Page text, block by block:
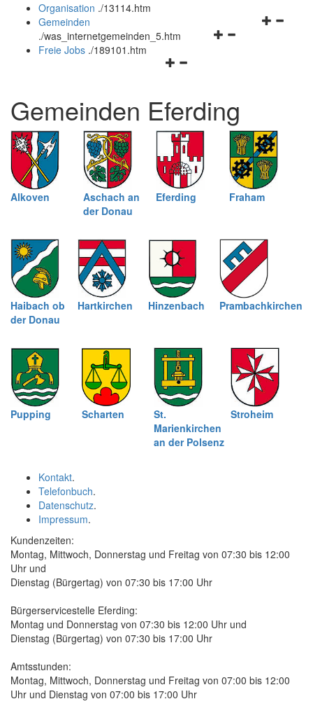
Organisation ./13114.htm
Navigationsmenü
Gemeinden
./was_internetgemeinden_5.htm
Navigationsmenü
schließen
Freie Jobs ./189101.htm
Gemeinden Eferding
Alkoven
Aschach an
der Donau
Eferding Fraham
Haibach ob
der Donau
Hartkirchen Hinzenbach Prambachkirchen
Pupping Scharten
St.
Marienkirchen
an der Polsenz
Stroheim
Kontakt.
Telefonbuch.
Datenschutz.
Impressum.
Kundenzeiten:
Montag, Mittwoch, Donnerstag und Freitag von 07:30 bis 12:00
Uhr und
Dienstag (Bürgertag) von 07:30 bis 17:00 Uhr
Bürgerservicestelle Eferding:
Montag und Donnerstag von 07:30 bis 12:00 Uhr und
Dienstag (Bürgertag) von 07:30 bis 17:00 Uhr
Amtsstunden:
Montag, Mittwoch, Donnerstag und Freitag von 07:00 bis 12:00
Uhr und Dienstag von 07:00 bis 17:00 Uhr